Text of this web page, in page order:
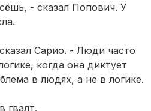
- сказал Попович. У
Сарио. - Люди часто
когда она диктует
в людях, а не в логике.
гвалт.